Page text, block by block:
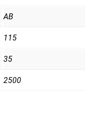
АВ
115
35
2500